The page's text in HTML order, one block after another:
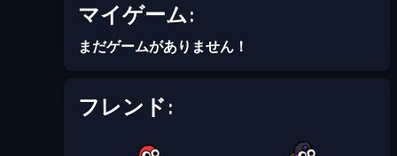
バトルパス Season 5
バトルパス レベル 3
マイゲーム:
まだゲームがありません！
フレンド: